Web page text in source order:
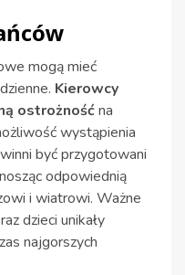
mogą mieć
Kierowcy
ostrożnośćna
wystąpienia
być przygotowani
odpowiednią
i wiatrowi. Ważne
dzieci unikały
najgorszych